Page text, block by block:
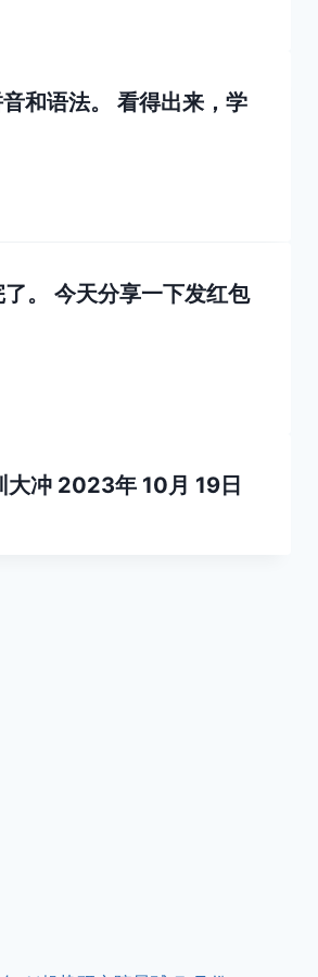
和语法。 看得出来，学
。 今天分享一下发红包
大冲 2023年 10月 19日